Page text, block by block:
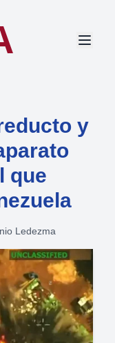
y
que
Ledezma